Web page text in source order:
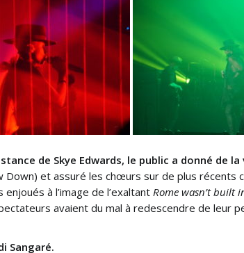
de Skye Edwards, le public a donné de la
Down) et assuré les chœurs sur de plus récents
à l’image de l’exaltant Rome wasn’t built
avaient du mal à redescendre de leur
Sangaré.